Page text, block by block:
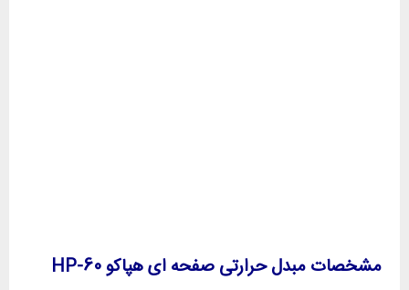
مشخصات مبدل حرارتی صفحه ای هپاکو HP-60